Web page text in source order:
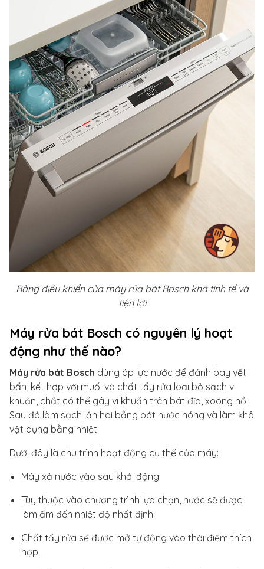
Bảng điều khiển của máy rửa bát Bosch khá tinh tế và
tiện lợi
Máy rửa bát Bosch có nguyên lý hoạt
động như thế nào?
Máy rửa bát Bosch dùng áp lực nước để đánh bay vết
bẩn, kết hợp với muối và chất tẩy rửa loại bỏ sạch vi
khuẩn, chất có thể gây vi khuẩn trên bát đĩa, xoong nồi.
Sau đó làm sạch lần hai bằng bát nước nóng và làm khô
vật dụng bằng nhiệt.
Dưới đây là chu trình hoạt động cụ thể của máy:
Máy xả nước vào sau khởi động.
Tùy thuộc vào chương trình lựa chọn, nước sẽ được
làm ấm đến nhiệt độ nhất định.
Chất tẩy rửa sẽ được mở tự động vào thời điểm thích
hợp.